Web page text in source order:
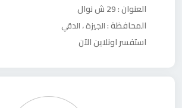
العنوان :29 ش نوال
المحافظة :الجيزة،الدقي
استفسر اونلاين الآن